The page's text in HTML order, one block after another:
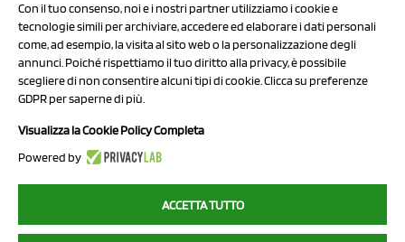
Privacy Policy
Cookie Policy
Chi Siamo
2023 NCX Drahorad srl - All rights reserved
myfruit.it è parte del network diNCX DRAHORAD
Con il tuo consenso, noi e i nostri partner utilizziamo i cookie e
tecnologie simili per archiviare, accedere ed elaborare i dati personali
come, ad esempio, la visita al sito web o la personalizzazione degli
annunci. Poiché rispettiamo il tuo diritto alla privacy, è possibile
scegliere di non consentire alcuni tipi di cookie. Clicca su preferenze
GDPR per saperne di più.
Visualizza la Cookie Policy Completa
Powered by
ACCETTA TUTTO